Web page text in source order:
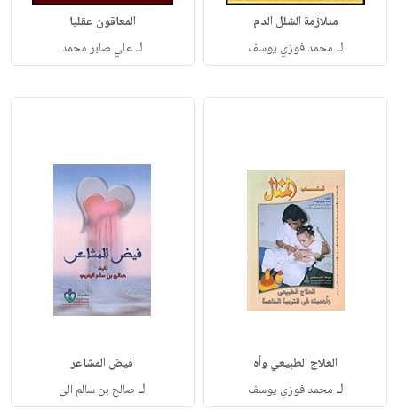
متلازمة الشلل الدم
لـ محمد فوزي يوسف
المعاقون عقليا
لـعلي صابر محمد
العلاج الطبيعي وأه
لـ محمد فوزي يوسف
فيض المشاعر
لـ صالح بن سالم الي